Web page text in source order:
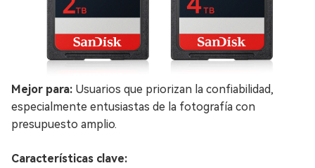
Mejor para: Usuarios que priorizan la confiabilidad,
especialmente entusiastas de la fotografía con
presupuesto amplio.
Características clave: